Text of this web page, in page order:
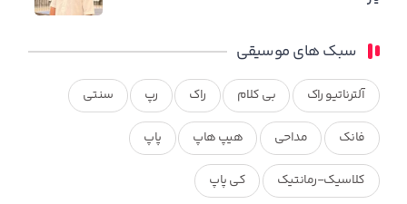
سبک های موسیقی
آلترناتیو راک بی کلام راک رپ سنتی
فانک مداحی هیپ هاپ پاپ
کلاسیک-رمانتیک کی پاپ